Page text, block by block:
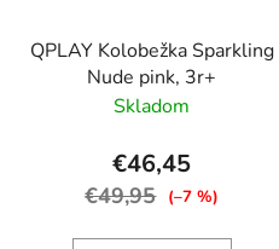
QPLAY Kolobežka Sparkling
Nude pink, 3r+
Skladom
€46,45
€49,95 (–7 %)